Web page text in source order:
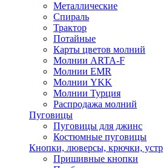
Металлические
Спираль
Трактор
Потайные
Карты цветов молний
Молнии ARTA-F
Молнии EMR
Молнии YKK
Молнии Турция
Распродажа молний
Пуговицы
Пуговицы для джинс
Костюмные пуговицы
Кнопки, люверсы, крючки,
Пришивные кнопки